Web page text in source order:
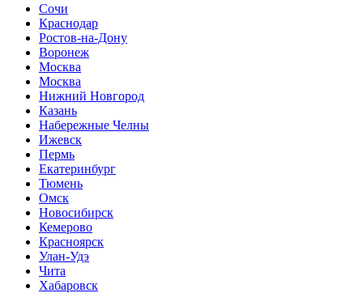
Сочи
Краснодар
Ростов-на-Дону
Воронеж
Москва
Москва
Нижний Новгород
Казань
Набережные Челны
Ижевск
Пермь
Екатеринбург
Тюмень
Омск
Новосибирск
Кемерово
Красноярск
Улан-Удэ
Чита
Хабаровск